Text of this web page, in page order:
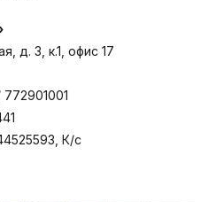
д. 3, к.1, офис 17
К/с